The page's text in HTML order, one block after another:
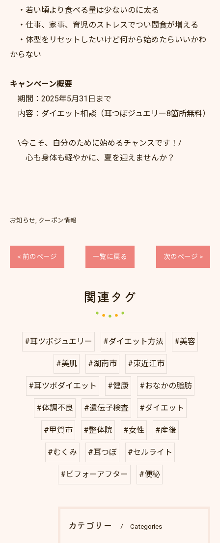
・若い頃より食べる量は少ないのに太る
・仕事、家事、育児のストレスでつい間食が増える
・体型をリセットしたいけど何から始めたらいいかわ
からない
キャンペーン概要
期間：2025年5月31日まで
内容：ダイエット相談（耳つぼジュエリー8箇所無料）
\今こそ、自分のために始めるチャンスです！/
心も身体も軽やかに、夏を迎えませんか？
お知らせ クーポン情報
< 前のページ 一覧に戻る 次のページ >
関連タグ
#耳ツボジュエリー #ダイエット方法 #美容
#美肌 #湖南市 #東近江市
#耳ツボダイエット #健康 #おなかの脂肪
#体調不良 #遺伝子検査 #ダイエット
#甲賀市 #整体院 #女性 #産後
#むくみ #耳つぼ #セルライト
#ビフォーアフター #便秘
カテゴリー Categories